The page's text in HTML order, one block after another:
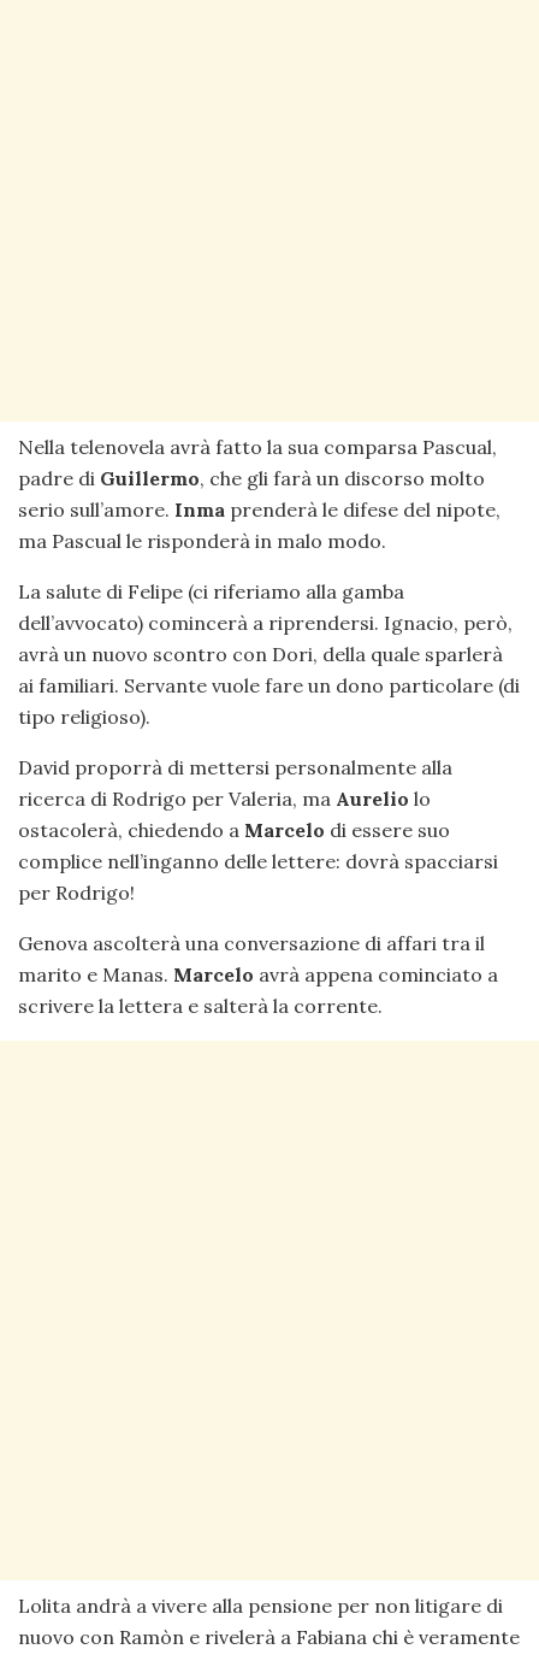
Nella telenovela avrà fatto la sua comparsa Pascual,
padre di Guillermo, che gli farà un discorso molto
serio sull’amore. Inma prenderà le difese del nipote,
ma Pascual le risponderà in malo modo.
La salute di Felipe (ci riferiamo alla gamba
dell’avvocato) comincerà a riprendersi. Ignacio, però,
avrà un nuovo scontro con Dori, della quale sparlerà
ai familiari. Servante vuole fare un dono particolare (di
tipo religioso).
David proporrà di mettersi personalmente alla
ricerca di Rodrigo per Valeria, ma Aurelio lo
ostacolerà, chiedendo a Marcelo di essere suo
complice nell’inganno delle lettere: dovrà spacciarsi
per Rodrigo!
Genova ascolterà una conversazione di affari tra il
marito e Manas. Marcelo avrà appena cominciato a
scrivere la lettera e salterà la corrente.
Lolita andrà a vivere alla pensione per non litigare di
nuovo con Ramòn e rivelerà a Fabiana chi è veramente